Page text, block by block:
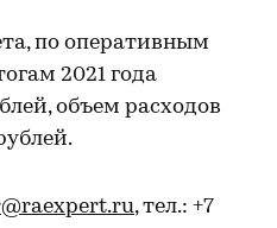
по оперативным
2021 года
объем расходов
, тел.: +7